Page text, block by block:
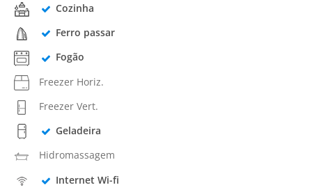
Cozinha
Ferro passar
Fogão
Freezer Horiz.
Freezer Vert.
Geladeira
Hidromassagem
Internet Wi-fi